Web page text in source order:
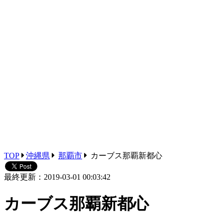
TOP 沖縄県 那覇市 カーブス那覇新都心
最終更新：2019-03-01 00:03:42
カーブス那覇新都心